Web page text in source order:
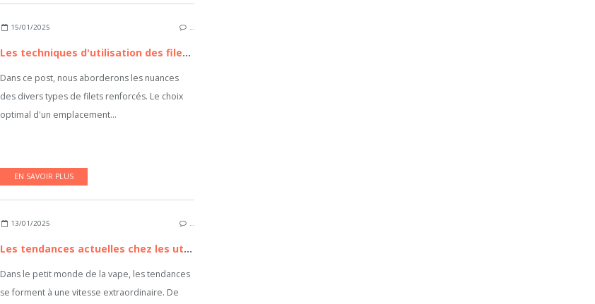
15/01/2025 …
Les techniques d'utilisation des filets renforcés
Dans ce post, nous aborderons les nuances
des divers types de filets renforcés. Le choix
optimal d'un emplacement...
EN SAVOIR PLUS
13/01/2025 …
Les tendances actuelles chez les utilisateurs d'e-cigarettes
Dans le petit monde de la vape, les tendances
se forment à une vitesse extraordinaire. De